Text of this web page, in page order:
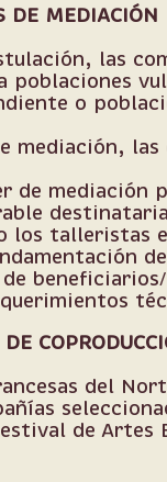
DE MEDIACIÓN
las
poblaciones
o
mediación,
de mediación
destinataria
los talleristas
del
de Artes